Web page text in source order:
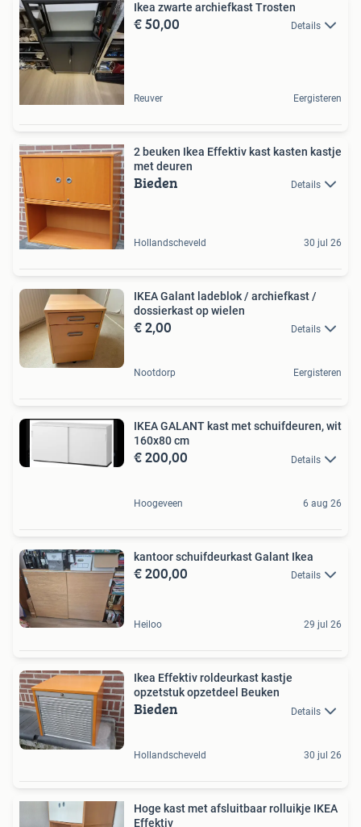
Ikea zwarte archiefkast Trosten
€ 50,00 Details
Reuver Eergisteren
2 beuken Ikea Effektiv kast kasten kastje
met deuren
Bieden Details
Hollandscheveld 30 jul 26
IKEA Galant ladeblok / archiefkast /
dossierkast op wielen
€ 2,00 Details
Nootdorp Eergisteren
IKEA GALANT kast met schuifdeuren, wit
160x80 cm
€ 200,00 Details
Hoogeveen 6 aug 26
kantoor schuifdeurkast Galant Ikea
€ 200,00 Details
Heiloo 29 jul 26
Ikea Effektiv roldeurkast kastje
opzetstuk opzetdeel Beuken
Bieden Details
Hollandscheveld 30 jul 26
Hoge kast met afsluitbaar rolluikje IKEA
Effektiv